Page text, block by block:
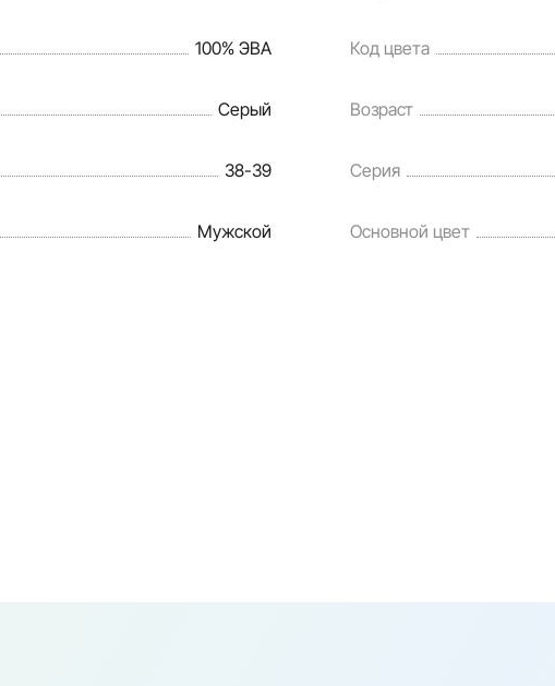
100% ЭВА Код цвета
Серый Возраст
38-39 Серия
Мужской Основной цвет